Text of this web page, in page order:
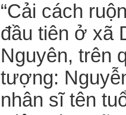
“Cải cách
đầu tiên ở xã
Nguyên, trên
tượng:
nhân sĩ tên